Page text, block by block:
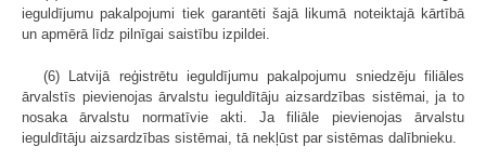
ieguldījumu pakalpojumi tiek garantēti šajā likumā noteiktajā kārtībā
un apmērā līdz pilnīgai saistību izpildei.
(6) Latvijā reģistrētu ieguldījumu pakalpojumu sniedzēju filiāles
ārvalstīs pievienojas ārvalstu ieguldītāju aizsardzības sistēmai, ja to
nosaka ārvalstu normatīvie akti. Ja filiāle pievienojas ārvalstu
ieguldītāju aizsardzības sistēmai, tā nekļūst par sistēmas dalībnieku.